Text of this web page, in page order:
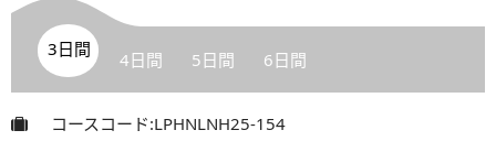
3日間 4日間 5日間 6日間
コースコード:LPHNLNH25-154